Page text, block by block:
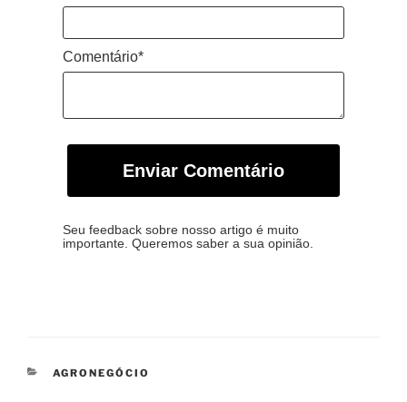
Comentário*
Enviar Comentário
Seu feedback sobre nosso artigo é muito
importante. Queremos saber a sua opinião.
CATEGORIAS
AGRONEGÓCIO